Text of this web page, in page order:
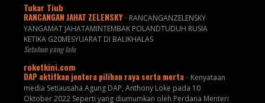
Tukar Tiub
RANCANGAN JAHAT ZELENSKY - RANCANGANZELENSKY
YANGAMAT JAHATAMINTEMBAK POLANDTUDUH RUSIA
KETIKA G20MESYUARAT DI BALIKHALAS
Setahun yang lalu
roketkini.com
DAP aktifkan jentera pilihan raya serta merta - Kenyataan
media Setiausaha Agung DAP, Anthony Loke pada 10
Oktober 2022 Seperti yang diumumkan oleh Perdana Menteri